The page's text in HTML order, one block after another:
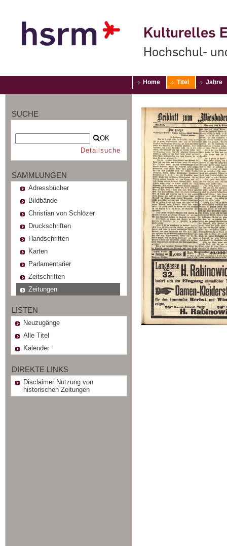
Kulturelles
Hochschul-
Home Titel Jahre
SUCHE
OK
Detailsuche
SAMMLUNGEN
Adressbücher
Bildbände
Christian von Schlözer
Druckschriften
Handschriften
Karten
Parlamentarier
Zeitschriften
Zeitungen
LISTEN
Neuzugänge
Alle Titel
Kalender
DIREKTE LINKS
Disclaimer Nutzung von
historischen Zeitungen